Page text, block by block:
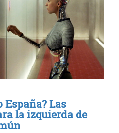
España? Las
la izquierda de